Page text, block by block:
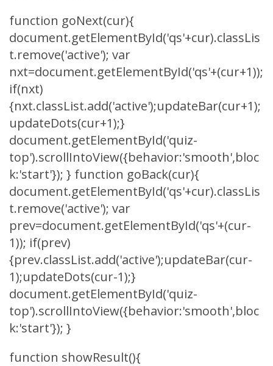
function goNext(cur){
document.getElementById('qs'+cur).classLis
t.remove('active'); var
nxt=document.getElementById('qs'+(cur+1));
if(nxt)
{nxt.classList.add('active');updateBar(cur+1);
updateDots(cur+1);}
document.getElementById('quiz-
top').scrollIntoView({behavior:'smooth',bloc
k:'start'}); } function goBack(cur){
document.getElementById('qs'+cur).classLis
t.remove('active'); var
prev=document.getElementById('qs'+(cur-
1)); if(prev)
{prev.classList.add('active');updateBar(cur-
1);updateDots(cur-1);}
document.getElementById('quiz-
top').scrollIntoView({behavior:'smooth',bloc
k:'start'}); }
function showResult(){